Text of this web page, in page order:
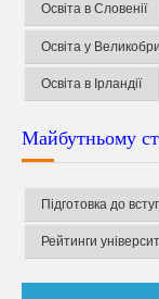
Освіта в Словенії
Освіта у
Освіта в Ірландії
Майбутньому
Підготовка до
Рейтинги